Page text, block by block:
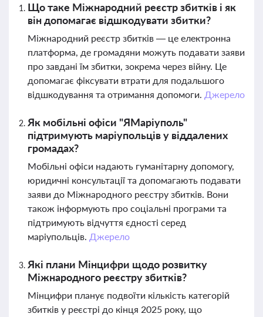
Що таке Міжнародний реєстр збитків і як
він допомагає відшкодувати збитки?
Міжнародний реєстр збитків — це електронна
платформа, де громадяни можуть подавати заяви
про завдані їм збитки, зокрема через війну. Це
допомагає фіксувати втрати для подальшого
відшкодування та отримання допомоги. Джерело
Як мобільні офіси "ЯМаріуполь"
підтримують маріупольців у віддалених
громадах?
Мобільні офіси надають гуманітарну допомогу,
юридичні консультації та допомагають подавати
заяви до Міжнародного реєстру збитків. Вони
також інформують про соціальні програми та
підтримують відчуття єдності серед
маріупольців. Джерело
Які плани Мінцифри щодо розвитку
Міжнародного реєстру збитків?
Мінцифри планує подвоїти кількість категорій
збитків у реєстрі до кінця 2025 року, що